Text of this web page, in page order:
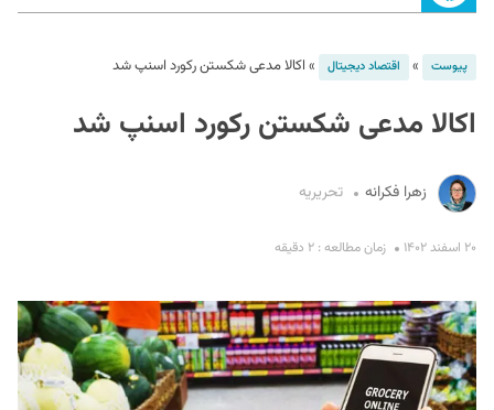
پیوست » اقتصاد دیجیتال » اکالا مدعی شکستن رکورد اسنپ شد
اکالا مدعی شکستن رکورد اسنپ شد
زهرا فکرانه تحریریه
۲۰ اسفند ۱۴۰۲ زمان مطالعه : ۲ دقیقه